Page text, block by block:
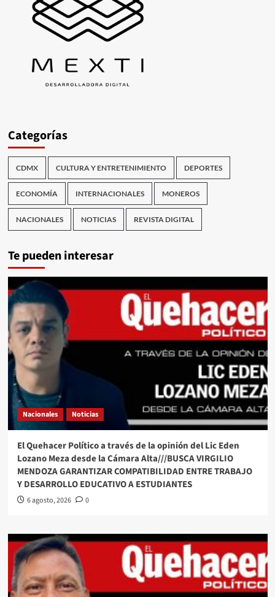
Categorías
CDMX CULTURA Y ENTRETENIMIENTO DEPORTES
ECONOMÍA INTERNACIONALES MONEROS
NACIONALES NOTICIAS REVISTA DIGITAL
Te pueden interesar
Nacionales Noticias
El Quehacer Político a través de la opinión del Lic Eden
Lozano Meza desde la Cámara Alta///BUSCA VIRGILIO
MENDOZA GARANTIZAR COMPATIBILIDAD ENTRE TRABAJO
Y DESARROLLO EDUCATIVO A ESTUDIANTES
6 agosto, 2026 0